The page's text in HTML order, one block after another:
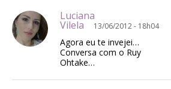
Luciana
Vilela 13/06/2012 - 18h04
Agora eu te invejei…
Conversa com o Ruy
Ohtake…